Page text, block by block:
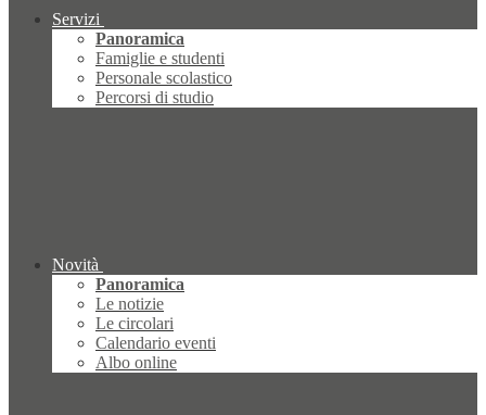
Servizi
Panoramica
Famiglie e studenti
Personale scolastico
Percorsi di studio
Novità
Panoramica
Le notizie
Le circolari
Calendario eventi
Albo online